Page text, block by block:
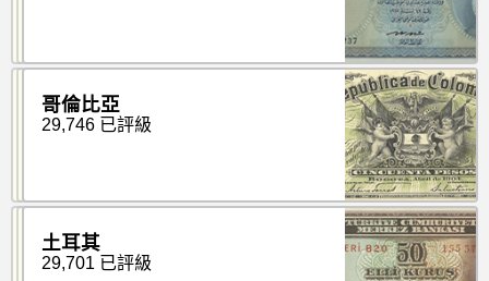
哥倫比亞
29,746 已評級
土耳其
29,701 已評級